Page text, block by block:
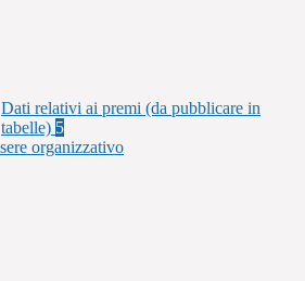
Dati relativi ai premi (da pubblicare in
tabelle) 5
organizzativo